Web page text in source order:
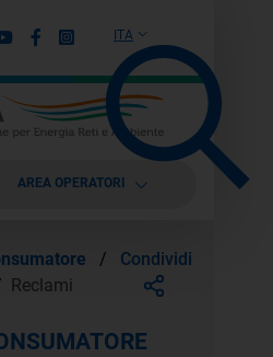
ITA
YoutubeFacebook
Instagram
AREA OPERATORI
/
Reclami
Condividi